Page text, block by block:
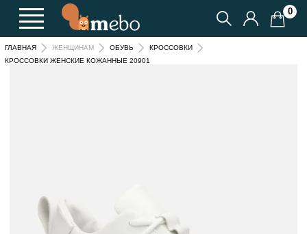
0
ГЛАВНАЯ ЖЕНЩИНАМ ОБУВЬ
КРОССОВКИ
КРОССОВКИ ЖЕНСКИЕ КОЖАННЫЕ 20901